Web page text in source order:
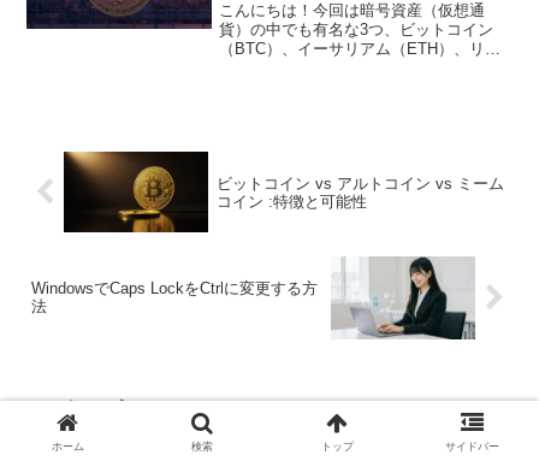
こんにちは！今回は暗号資産（仮想通
貨）の中でも有名な3つ、ビットコイン
（BTC）、イーサリアム（ETH）、リッ
ビットコイン vs アルトコイン vs ミーム
コイン :特徴と可能性
WindowsでCaps LockをCtrlに変更する方
法
コメント
ホーム 検索 トップ サイドバー